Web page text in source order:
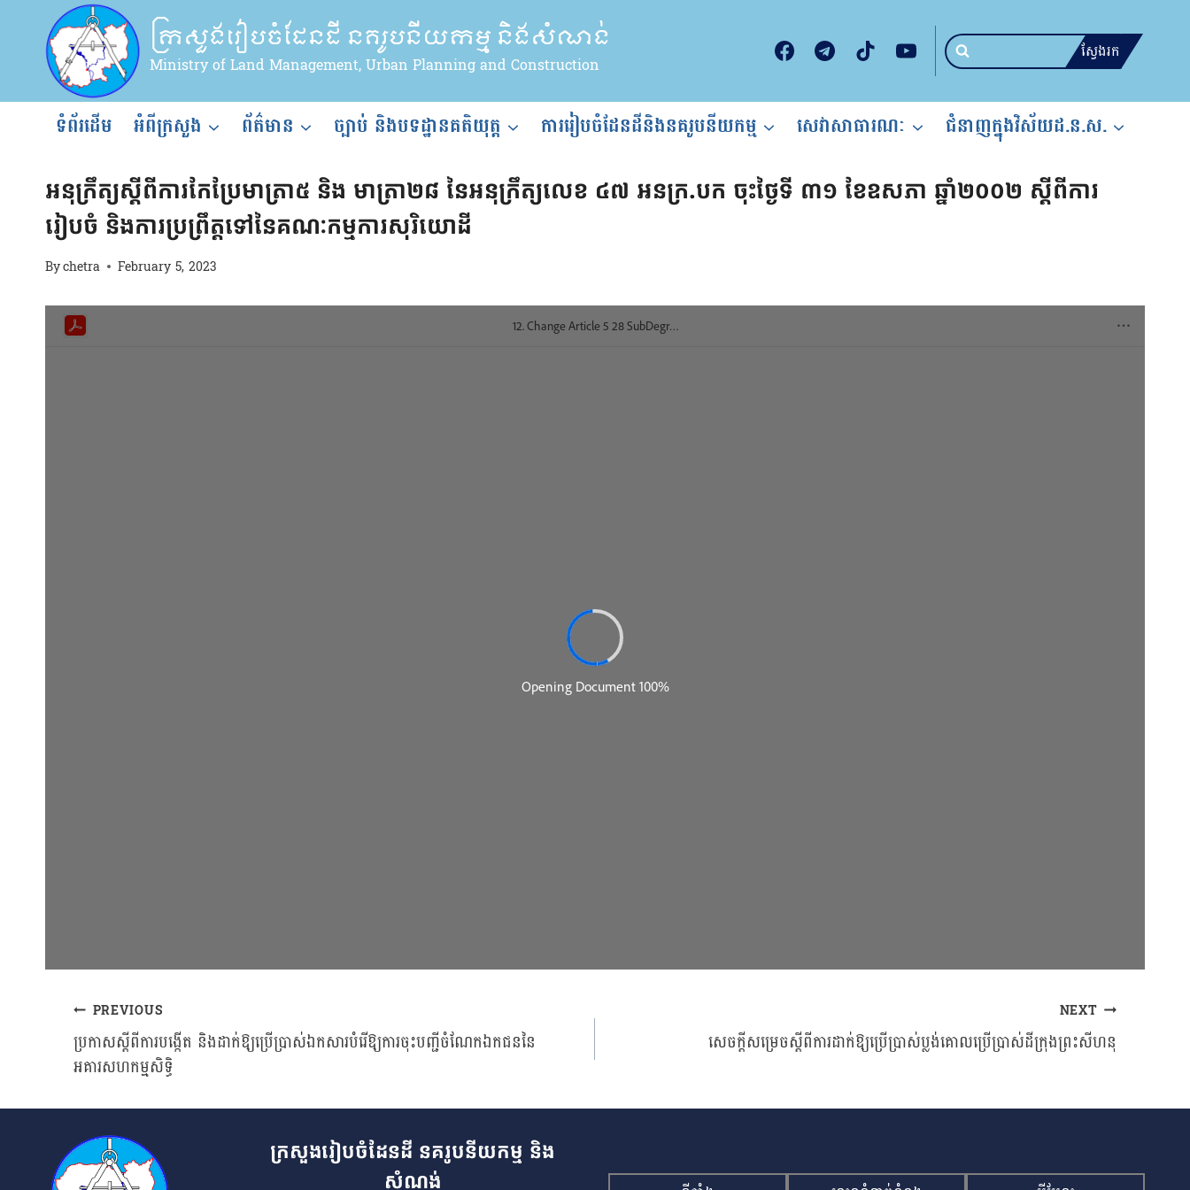
content
ក្រសួងរៀបចំដែនដី នគរូបនីយកម្ម និងសំណង់
Ministry of Land Management, Urban Planning and Construction
ស្វែងរក
ទំព័រដើម អំពីក្រសួង ព័ត៌មាន ច្បាប់ និងបទដ្ឋានគតិយុត្ត ការរៀបចំដែនដីនិងនគរូបនីយកម្ម សេវាសាធារណៈ ជំនាញក្នុងវិស័យដ.ន.ស.
អនុក្រឹត្យស្ដីពីការកែប្រែមាត្រា៥ និង មាត្រា២៨ នៃអនុក្រឹត្យលេខ ៤៧ អនក្រ.បក ចុះថ្ងៃទី ៣១ ខែឧសភា ឆ្នាំ២០០២ ស្ដីពីការ
រៀបចំ និងការប្រព្រឹត្តទៅនៃគណៈកម្មការសុរិយោដី
Bychetra February 5, 2023
Post
navigation
PREVIOUS
ប្រកាសស្ដីពីការបង្កើត និងដាក់ឱ្យប្រើប្រាស់ឯកសារបំរើឱ្យការចុះបញ្ជីចំណែកឯកជននៃ
អគារសហកម្មសិទ្ធិ
NEXT
សេចក្ដីសម្រេចស្ដីពីការដាក់ឱ្យប្រើប្រាស់ប្លង់គោលប្រើប្រាស់ដីក្រុងព្រះសីហនុ
ក្រសួងរៀបចំដែនដី នគរូបនីយកម្ម និង
សំណង់